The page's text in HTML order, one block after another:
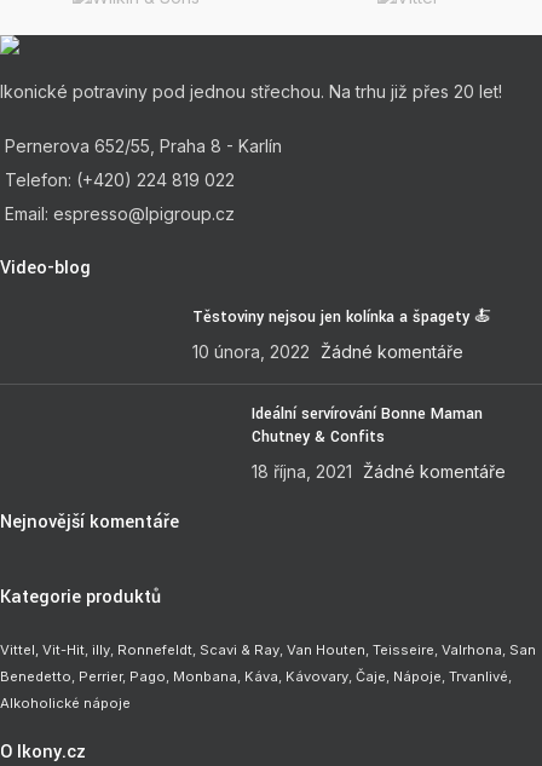
Ikonické potraviny pod jednou střechou. Na trhu již přes 20 let!
Pernerova 652/55, Praha 8 - Karlín
Telefon: (+420) 224 819 022
Email: espresso@lpigroup.cz
Video-blog
Těstoviny nejsou jen kolínka a špagety 🍝
10 února, 2022 Žádné komentáře
Ideální servírování Bonne Maman
Chutney & Confits
18 října, 2021 Žádné komentáře
Nejnovější komentáře
Kategorie produktů
Vittel, Vit-Hit, illy, Ronnefeldt, Scavi & Ray, Van Houten, Teisseire, Valrhona, San
Benedetto, Perrier, Pago, Monbana, Káva, Kávovary, Čaje, Nápoje, Trvanlivé,
Alkoholické nápoje
O Ikony.cz